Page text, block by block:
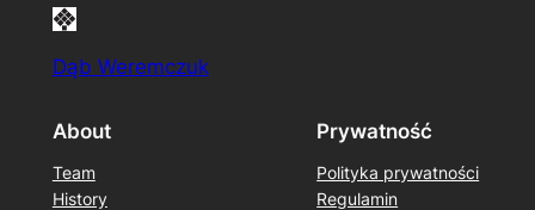
Dąb Weremczuk
About
Team
History
Prywatność
Polityka prywatności
Regulamin